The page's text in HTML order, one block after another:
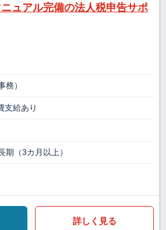
ニュアル完備の法人税申告サポ
務）
支給あり
期（3カ月以上）
詳しく見る